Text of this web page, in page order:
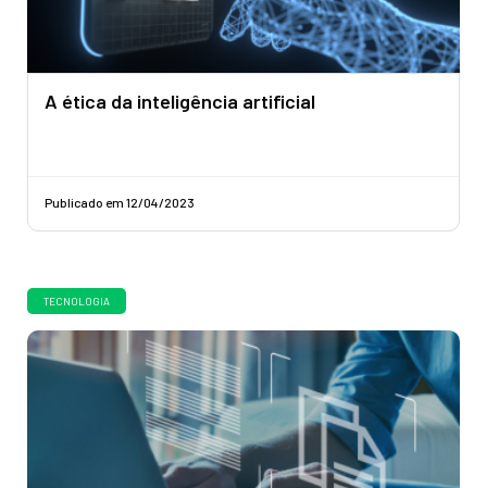
A ética da inteligência artificial
Publicado em 12/04/2023
TECNOLOGIA